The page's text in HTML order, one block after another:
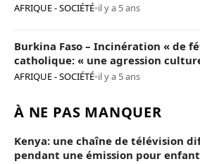
AFRIQUE - SOCIÉTÉ•il y a 5 ans
Burkina Faso – Incinération « de
catholique: « une agression
provocation de trop »
AFRIQUE - SOCIÉTÉ•il y a 5 ans
À NE PAS MANQUER
Kenya: une chaîne de télévision
pendant une émission pour